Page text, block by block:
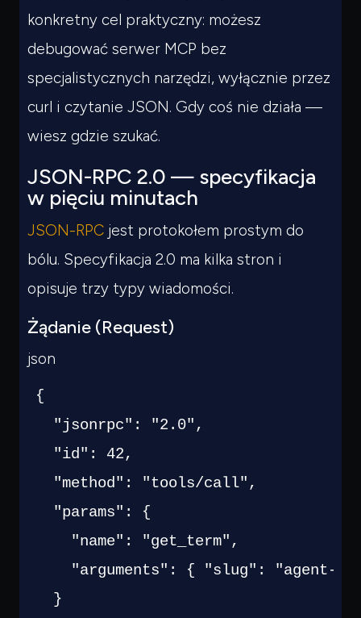
konkretny cel praktyczny: możesz
debugować serwer MCP bez
specjalistycznych narzędzi, wyłącznie przez
curl i czytanie JSON. Gdy coś nie działa —
wiesz gdzie szukać.
JSON-RPC 2.0 — specyfikacja
w pięciu minutach
JSON-RPC jest protokołem prostym do
bólu. Specyfikacja 2.0 ma kilka stron i
opisuje trzy typy wiadomości.
Żądanie (Request)
json
{
"jsonrpc" : "2.0" ,
"id" : 42,
"method" : "tools/call" ,
"params" :
{
"name" : "get_term" ,
"arguments" : { "slug" :
"agent-
}